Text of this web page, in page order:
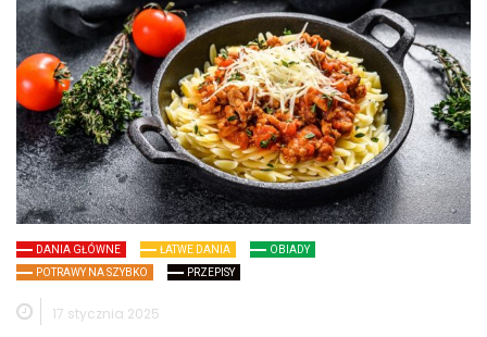
DANIA GŁÓWNE ŁATWE DANIA
OBIADY
POTRAWY NA SZYBKO
PRZEPISY
17 stycznia 2025